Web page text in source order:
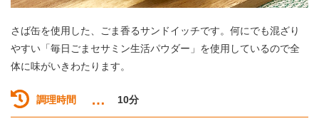
さば缶を使用した、ごま香るサンドイッチです。何にでも混ざり
やすい「毎日ごまセサミン生活パウダー」を使用しているので全
体に味がいきわたります。
調理時間 10分